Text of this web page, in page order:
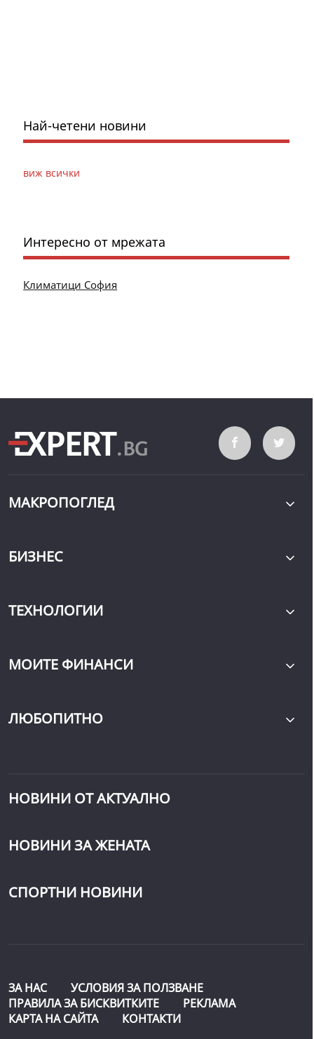
Най-четени новини
виж всички
Интересно от мрежата
Климатици София
МАКРОПОГЛЕД
БИЗНЕС
ТЕХНОЛОГИИ
МОИТЕ ФИНАНСИ
ЛЮБОПИТНО
НОВИНИ ОТ АКТУАЛНО
НОВИНИ ЗА ЖЕНАТА
СПОРТНИ НОВИНИ
ЗА НАС
УСЛОВИЯ ЗА ПОЛЗВАНЕ
ПРАВИЛА ЗА БИСКВИТКИТЕ
РЕКЛАМА
КАРТА НА САЙТА
КОНТАКТИ